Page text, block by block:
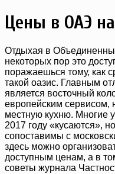
Цены в ОАЭ
Отдыхая в
некоторых пор это
поражаешься тому, как
такой оазис. Главным
является восточный
европейским сервисом,
местную кухню. Многие
2017 году «кусаются»,
сопоставимы с
здесь можно
доступным ценам, а в
советы журнала